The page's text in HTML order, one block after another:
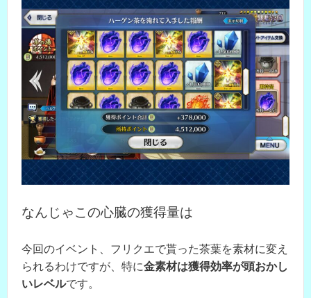
なんじゃこの心臓の獲得量は
今回のイベント、フリクエで貰った茶葉を素材に変え
られるわけですが、特に金素材は獲得効率が頭おかし
いレベルです。